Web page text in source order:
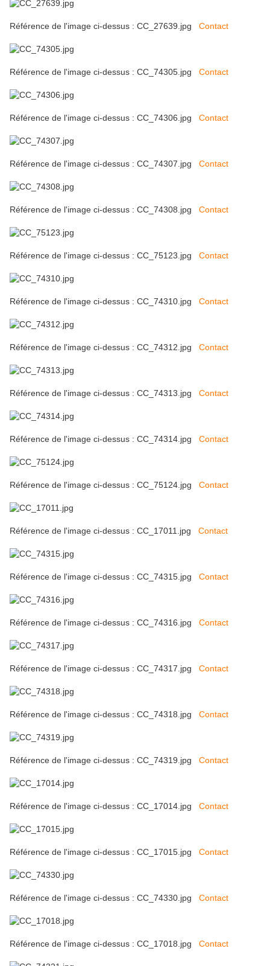
Référence de l'image ci-dessus : CC_27639.jpg Contact
Référence de l'image ci-dessus : CC_74305.jpg Contact
Référence de l'image ci-dessus : CC_74306.jpg Contact
Référence de l'image ci-dessus : CC_74307.jpg Contact
Référence de l'image ci-dessus : CC_74308.jpg Contact
Référence de l'image ci-dessus : CC_75123.jpg Contact
Référence de l'image ci-dessus : CC_74310.jpg Contact
Référence de l'image ci-dessus : CC_74312.jpg Contact
Référence de l'image ci-dessus : CC_74313.jpg Contact
Référence de l'image ci-dessus : CC_74314.jpg Contact
Référence de l'image ci-dessus : CC_75124.jpg Contact
Référence de l'image ci-dessus : CC_17011.jpg Contact
Référence de l'image ci-dessus : CC_74315.jpg Contact
Référence de l'image ci-dessus : CC_74316.jpg Contact
Référence de l'image ci-dessus : CC_74317.jpg Contact
Référence de l'image ci-dessus : CC_74318.jpg Contact
Référence de l'image ci-dessus : CC_74319.jpg Contact
Référence de l'image ci-dessus : CC_17014.jpg Contact
Référence de l'image ci-dessus : CC_17015.jpg Contact
Référence de l'image ci-dessus : CC_74330.jpg Contact
Référence de l'image ci-dessus : CC_17018.jpg Contact